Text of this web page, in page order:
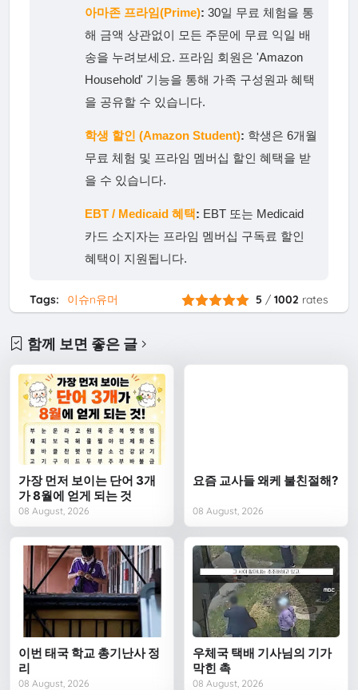
아마존 프라임(Prime): 30일 무료 체험을 통
해 금액 상관없이 모든 주문에 무료 익일 배
송을 누려보세요. 프라임 회원은 'Amazon
Household' 기능을 통해 가족 구성원과 혜택
을 공유할 수 있습니다.
학생 할인 (Amazon Student): 학생은 6개월
무료 체험 및 프라임 멤버십 할인 혜택을 받
을 수 있습니다.
EBT / Medicaid 혜택: EBT 또는 Medicaid
카드 소지자는 프라임 멤버십 구독료 할인
혜택이 지원됩니다.
Tags: 이슈n유머 5 /1002 rates
함께 보면 좋은 글
가장 먼저 보이는 단어 3개
가 8월에 얻게 되는 것
08 August, 2026
요즘 교사들 왜케 불친절해?
08 August, 2026
이번 태국 학교 총기난사 정
리
08 August, 2026
우체국 택배 기사님의 기가
막힌 촉
08 August, 2026